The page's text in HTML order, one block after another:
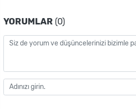
YORUMLAR (0)